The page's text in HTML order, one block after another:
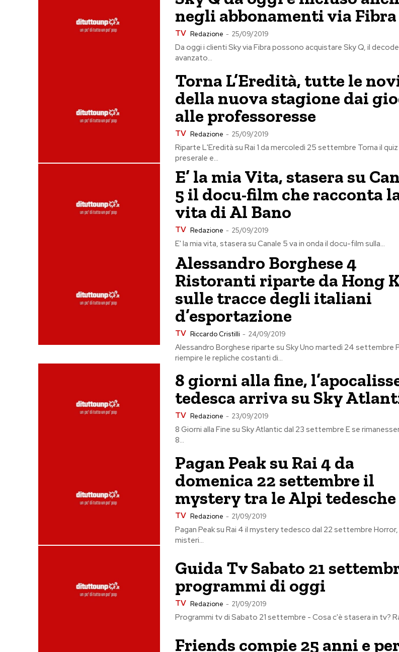
negli abbonamenti via Fibra
TV Redazione - 25/09/2019
Da oggi i clienti Sky via Fibra possono acquistare Sky Q, il
avanzato...
Torna L’Eredità, tutte le
della nuova stagione dai
alle professoresse
TV Redazione - 25/09/2019
Riparte L'Eredità su Rai 1 da mercoledì 25 settembre Torna il
preserale e...
E’ la mia Vita, stasera su
5 il docu-film che racconta
vita di Al Bano
TV Redazione - 25/09/2019
E' la mia vita, stasera su Canale 5 va in onda il docu-film sulla...
Alessandro Borghese 4
Ristoranti riparte da Hong
sulle tracce degli italiani
d’esportazione
TV Riccardo Cristilli - 24/09/2019
Alessandro Borghese riparte su Sky Uno martedì 24 settembre
riempire le repliche costanti di...
8 giorni alla fine,
tedesca arriva su Sky
TV Redazione - 23/09/2019
8 Giorni alla Fine su Sky Atlantic dal 23 settembre E se
8...
Pagan Peak su Rai 4 da
domenica 22 settembre il
mystery tra le Alpi tedesche
TV Redazione - 21/09/2019
Pagan Peak su Rai 4 il mystery tedesco dal 22 settembre
misteri...
Guida Tv Sabato 21
programmi di oggi
TV Redazione - 21/09/2019
Programmi
Friends compie 25 anni e